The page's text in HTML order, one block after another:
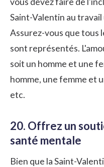
Saint-Valentin au
Assurez-vous que tous
sont représentés.
soit un homme et une
homme, une femme et
etc.
20. Offrez un
santé mentale
Bien que la Saint-